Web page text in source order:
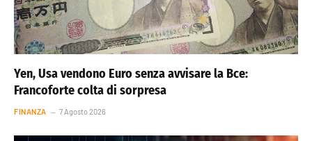
Yen, Usa vendono Euro senza avvisare la Bce:
Francoforte colta di sorpresa
FINANZA 7 Agosto 2026